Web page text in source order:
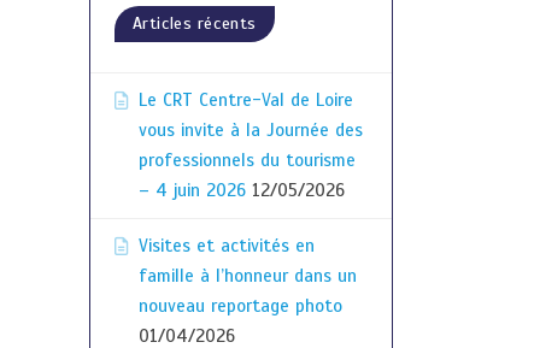
Articles récents
Le CRT Centre-Val de Loire
vous invite à la Journée des
professionnels du tourisme
– 4 juin 2026 12/05/2026
Visites et activités en
famille à l’honneur dans un
nouveau reportage photo
01/04/2026